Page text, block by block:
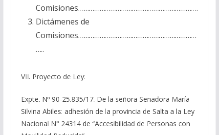
Comisiones………………………………………………………….
Dictámenes de
Comisiones…………………………………………………………
…..
VII. Proyecto de Ley:
Expte. Nº 90-25.835/17. De la señora Senadora María
Silvina Abiles: adhesión de la provincia de Salta a la Ley
Nacional N° 24314 de “Accesibilidad de Personas con